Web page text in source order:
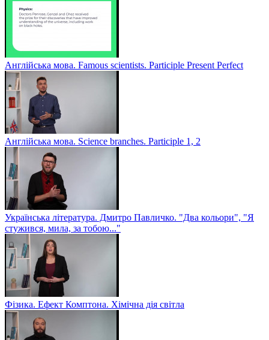
Англійська мова. Famous scientists. Participle Present Perfect
Англійська мова. Sсience branches. Participle 1, 2
Українська література. Дмитро Павличко. "Два кольори", "Я
стужився, мила, за тобою..."
Фізика. Ефект Комптона. Хімічна дія світла